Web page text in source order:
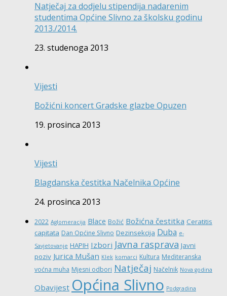
Natječaj za dodjelu stipendija nadarenim
studentima Općine Slivno za školsku godinu
2013./2014.
23. studenoga 2013
Vijesti
Božićni koncert Gradske glazbe Opuzen
19. prosinca 2013
Vijesti
Blagdanska čestitka Načelnika Općine
24. prosinca 2013
2022 Aglomeracija Blace Božić Božićna čestitka Ceratitis
capitata Dan Općine Slivno Dezinsekcija Duba e-
Savjetovanje HAPIH Izbori Javna rasprava Javni
poziv Jurica Mušan Klek komarci Kultura Mediteranska
voćna muha Mjesni odbori Natječaj Načelnik Nova godina
Obavijest Općina Slivno Podgradina